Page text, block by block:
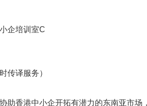
企培训室C
传译服务）
助香港中小企开拓有潜力的东南亚市场